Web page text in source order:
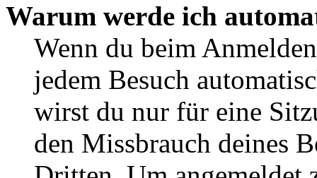
Warum werde ich
Wenn du beim
jedem Besuch
wirst du nur für eine
den Missbrauch deines